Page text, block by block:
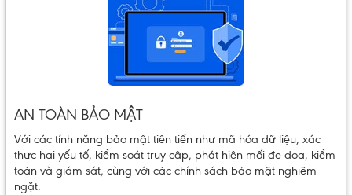
AN TOÀN BẢO MẬT
Với các tính năng bảo mật tiên tiến như mã hóa dữ liệu, xác
thực hai yếu tố, kiểm soát truy cập, phát hiện mối đe dọa, kiểm
toán và giám sát, cùng với các chính sách bảo mật nghiêm
ngặt.